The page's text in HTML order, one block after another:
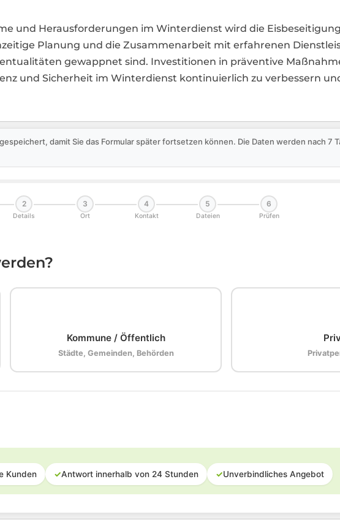
und Herausforderungen im Winterdienst wird die
Planung und die Zusammenarbeit mit erfahrenen
gewappnet sind. Investitionen in präventive
und Sicherheit im Winterdienst kontinuierlich zu verbessern
damit Sie das Formular später fortsetzen können. Die Daten werden nach 7
2
Details
3
Ort
4
Kontakt
5
Dateien
6
Prüfen
Kommune / Öffentlich
Städte, Gemeinden, Behörden
Kunden ✓Antwort innerhalb von 24 Stunden ✓Unverbindliches Angebot